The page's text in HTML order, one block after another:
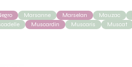
Marsanne Marselan Mauzac
Muscardin Muscaris Muscat